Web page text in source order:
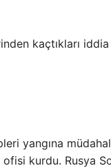
kaçtıkları
yangına
kurdu. Rusya